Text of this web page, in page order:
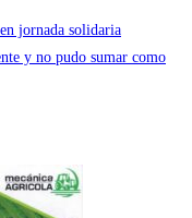
jornada solidaria
y no pudo sumar como